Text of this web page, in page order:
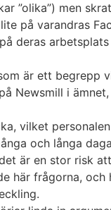
”olika”) men
på varandras
deras
är ett begrepp
Newsmill i
vilket
och långa
är en stor risk
här frågorna,